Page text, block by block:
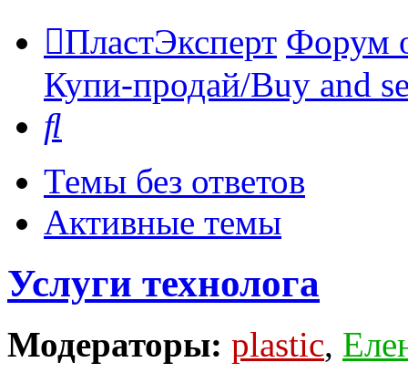
ПластЭксперт Форум
Купи-продай/Buy and
Темы без ответов
Активные темы
Услуги технолога
Модераторы: plastic,